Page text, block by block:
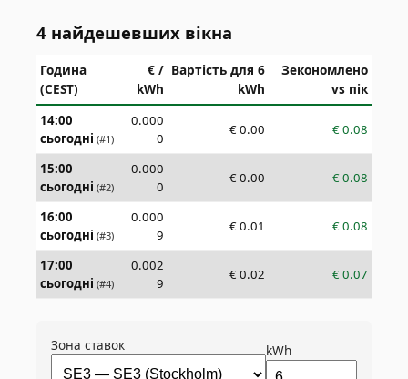
4 найдешевших вікна
Година
(CEST)
€ /
kWh
Вартість для 6
kWh
Зекономлено
vs пік
14:00
сьогодні (#1)
0.000
0
€0.00 €0.08
15:00
сьогодні (#2)
0.000
0
€ 0.00 €0.08
16:00
сьогодні (#3)
0.000
9
€0.01 €0.08
17:00
сьогодні (#4)
0.002
9
€ 0.02 €0.07
Зона ставок kWh